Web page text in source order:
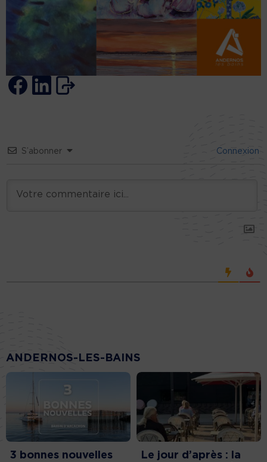
S’abonner Connexion
ANDERNOS-LES-BAINS
3 bonnes nouvelles
Le jour d’après : la